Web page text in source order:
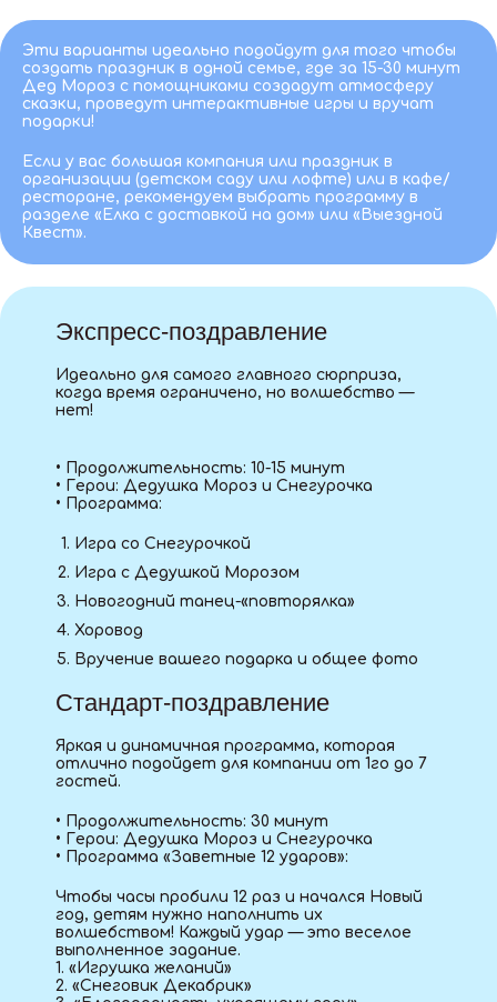
Эти варианты идеально подойдут для того чтобы
создать праздник в одной семье, где за 15-30 минут
Дед Мороз с помощниками создадут атмосферу
сказки, проведут интерактивные игры и вручат
подарки!
Если у вас большая компания или праздник в
организации (детском саду или лофте) или в кафе/
ресторане, рекомендуем выбрать программу в
разделе «Елка с доставкой на дом» или «Выездной
Квест».
Экспресс-поздравление
Идеально для самого главного сюрприза,
когда время ограничено, но волшебство —
нет!
• Продолжительность: 10-15 минут
• Герои: Дедушка Мороз и Снегурочка
• Программа:
Игра со Снегурочкой
Игра с Дедушкой Морозом
Новогодний танец-«повторялка»
Хоровод
Вручение вашего подарка и общее фото
Стандарт-поздравление
Яркая и динамичная программа, которая
отлично подойдет для компании от 1го до 7
гостей.
• Продолжительность: 30 минут
• Герои: Дедушка Мороз и Снегурочка
• Программа «Заветные 12 ударов»:
Чтобы часы пробили 12 раз и начался Новый
год, детям нужно наполнить их
волшебством! Каждый удар — это веселое
выполненное задание.
1. «Игрушка желаний»
2. «Снеговик Декабрик»